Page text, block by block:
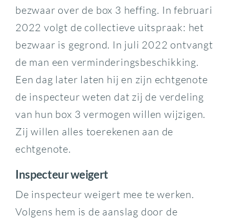
bezwaar over de box 3 heffing. In februari
2022 volgt de collectieve uitspraak: het
bezwaar is gegrond. In juli 2022 ontvangt
de man een verminderingsbeschikking.
Een dag later laten hij en zijn echtgenote
de inspecteur weten dat zij de verdeling
van hun box 3 vermogen willen wijzigen.
Zij willen alles toerekenen aan de
echtgenote.
Inspecteur weigert
De inspecteur weigert mee te werken.
Volgens hem is de aanslag door de